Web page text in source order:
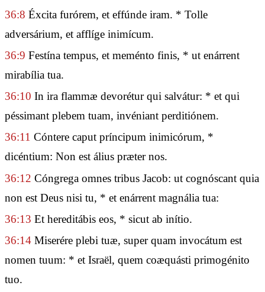
36:8 Éxcita furórem, et effúnde iram. * Tolle
adversárium, et afflíge inimícum.
36:9 Festína tempus, et meménto finis, * ut enárrent
mirabília tua.
36:10 In ira flammæ devorétur qui salvátur: * et qui
péssimant plebem tuam, invéniant perditiónem.
36:11 Cóntere caput príncipum inimicórum, *
dicéntium: Non est álius præter nos.
36:12 Cóngrega omnes tribus Jacob: ut cognóscant quia
non est Deus nisi tu, * et enárrent magnália tua:
36:13 Et hereditábis eos, * sicut ab inítio.
36:14 Miserére plebi tuæ, super quam invocátum est
nomen tuum: * et Israël, quem coæquásti primogénito
tuo.